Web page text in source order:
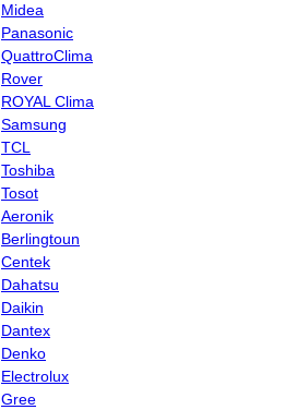
Midea
Panasonic
QuattroClima
Rover
ROYAL Clima
Samsung
TCL
Toshiba
Tosot
Aeronik
Berlingtoun
Centek
Dahatsu
Daikin
Dantex
Denko
Electrolux
Gree